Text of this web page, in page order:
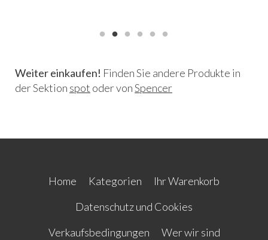
Weiter einkaufen! Finden Sie andere Produkte in
der Sektion spot oder vonSpencer
Home Kategorien
Ihr Warenkorb
Datenschutz und Cookies
Verkaufsbedingungen
Wer wir sind